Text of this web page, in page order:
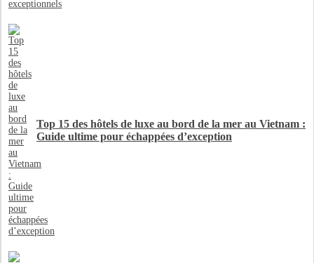
Top 15 des hôtels de luxe au bord de la mer au Vietnam :
Guide ultime pour échappées d’exception